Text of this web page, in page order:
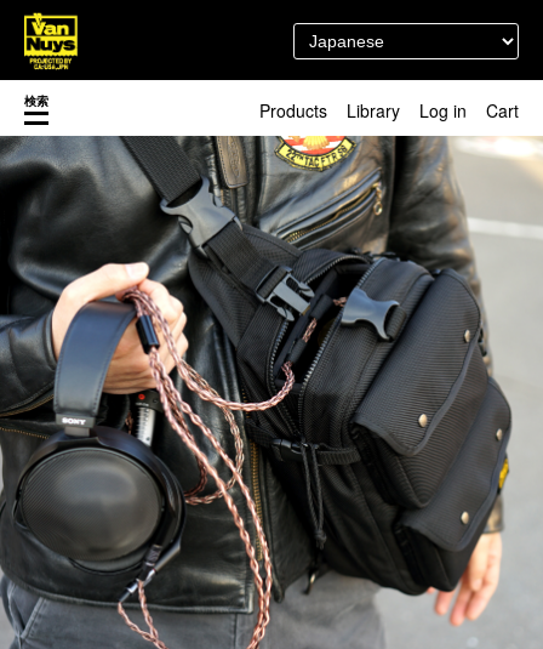
検索 Products
新着／最近発売の新商品
Pick up
マスク関連商品
カスタマイズ
新商品（BackNumber）
時計ホルダー
VN301
カスタムバッグ
デジアナ格納庫
FreeFree トート
ちょっとミリタリー
カスタムパーツ
コピーノート
ふわふわケース
Library
渋谷店
徳島店
レディースショップ
即納ショップ
訳あり＆アウトレットShop
ブランドストーリー
スタッフブログ
閉じる
Log in Cart